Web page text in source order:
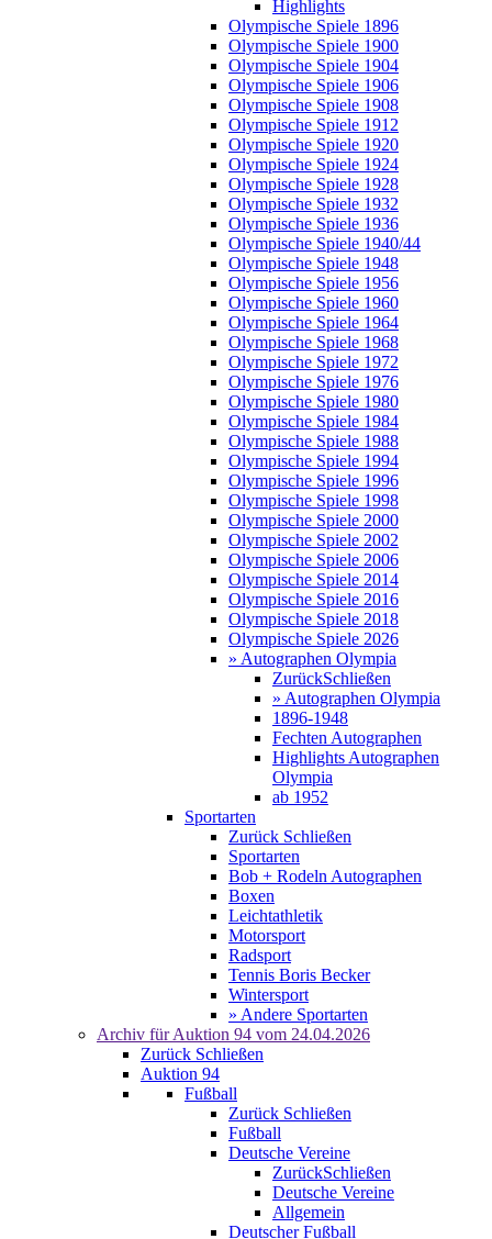
Highlights
Olympische Spiele 1896
Olympische Spiele 1900
Olympische Spiele 1904
Olympische Spiele 1906
Olympische Spiele 1908
Olympische Spiele 1912
Olympische Spiele 1920
Olympische Spiele 1924
Olympische Spiele 1928
Olympische Spiele 1932
Olympische Spiele 1936
Olympische Spiele 1940/44
Olympische Spiele 1948
Olympische Spiele 1956
Olympische Spiele 1960
Olympische Spiele 1964
Olympische Spiele 1968
Olympische Spiele 1972
Olympische Spiele 1976
Olympische Spiele 1980
Olympische Spiele 1984
Olympische Spiele 1988
Olympische Spiele 1994
Olympische Spiele 1996
Olympische Spiele 1998
Olympische Spiele 2000
Olympische Spiele 2002
Olympische Spiele 2006
Olympische Spiele 2014
Olympische Spiele 2016
Olympische Spiele 2018
Olympische Spiele 2026
» Autographen Olympia
ZurückSchließen
» Autographen Olympia
1896-1948
Fechten Autographen
Highlights Autographen
Olympia
ab 1952
Sportarten
Zurück Schließen
Sportarten
Bob + Rodeln Autographen
Boxen
Leichtathletik
Motorsport
Radsport
Tennis Boris Becker
Wintersport
» Andere Sportarten
Archiv für Auktion 94 vom 24.04.2026
Zurück Schließen
Auktion 94
Fußball
Zurück Schließen
Fußball
Deutsche Vereine
ZurückSchließen
Deutsche Vereine
Allgemein
Deutscher Fußball